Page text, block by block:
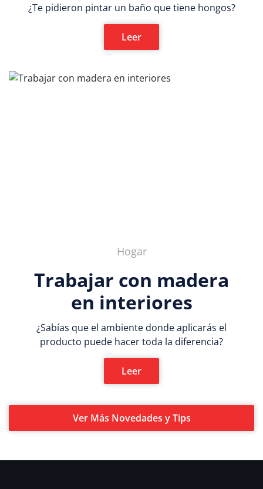
¿Te pidieron pintar un baño que tiene hongos?
Leer
Hogar
Trabajar con madera
en interiores
¿Sabías que el ambiente donde aplicarás el
producto puede hacer toda la diferencia?
Leer
Ver Más Novedades y Tips